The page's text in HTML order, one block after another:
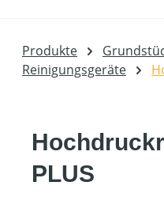
Produkte
Reinigungsgeräte
PLUS